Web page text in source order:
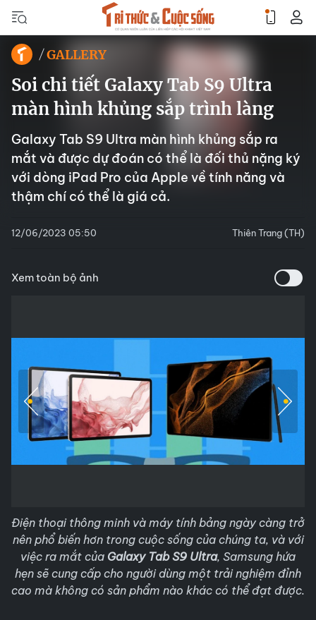
GALLERY
Soi chi tiết Galaxy Tab S9 Ultra
màn hình khủng sắp trình làng
Galaxy Tab S9 Ultra màn hình khủng sắp ra
mắt và được dự đoán có thể là đối thủ nặng ký
với dòng iPad Pro của Apple về tính năng và
thậm chí có thể là giá cả.
12/06/2023 05:50 Thiên Trang (TH)
Xem toàn bộ ảnh
Điện thoại thông minh và máy tính bảng ngày càng trở
nên phổ biến hơn trong cuộc sống của chúng ta, và với
việc ra mắt của Galaxy Tab S9 Ultra, Samsung hứa
hẹn sẽ cung cấp cho người dùng một trải nghiệm đỉnh
cao mà không có sản phẩm nào khác có thể đạt được.